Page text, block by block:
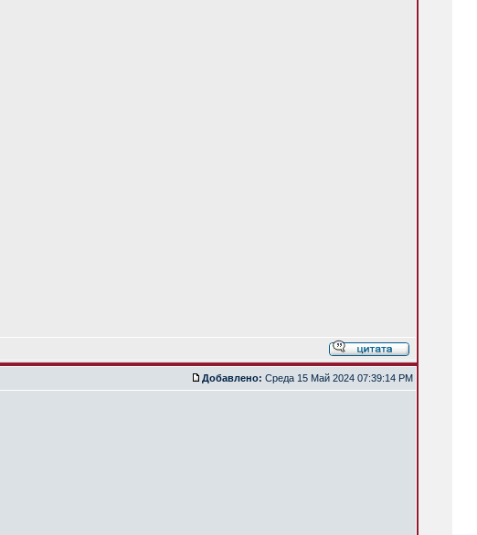
Добавлено: Среда 15 Май 2024 07:39:14 PM